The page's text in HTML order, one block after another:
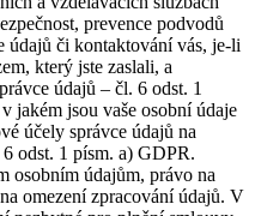
prevence podvodů
údajů či kontaktování vás, je-li
který jste zaslali, a
údajů – čl. 6 odst. 1
jakém jsou vaše osobní údaje
účely správce údajů na
odst. 1 písm. a) GDPR.
osobním údajům, právo na
omezení zpracování údajů. V